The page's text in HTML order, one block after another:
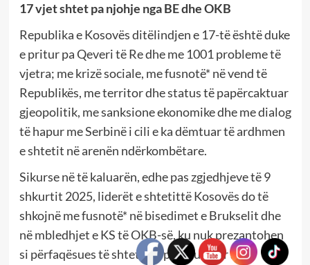
17 vjet shtet pa njohje nga BE dhe OKB
Republika e Kosovës ditëlindjen e 17-të është duke
e pritur pa Qeveri të Re dhe me 1001 probleme të
vjetra; me krizë sociale, me fusnotë* në vend të
Republikës, me territor dhe status të papërcaktuar
gjeopolitik, me sanksione ekonomike dhe me dialog
të hapur me Serbinë i cili e ka dëmtuar të ardhmen
e shtetit në arenën ndërkombëtare.
Sikurse në të kaluarën, edhe pas zgjedhjeve të 9
shkurtit 2025, liderët e shtetittë Kosovës do të
shkojnë me fusnotë* në bisedimet e Brukselit dhe
në mbledhjet e KS të OKB-së, ku nuk prezantohen
si përfaqësues të shtetit të pavarur, por si